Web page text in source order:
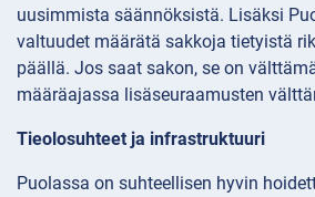
uusimmista säännöksistä. Lisäksi
valtuudet määrätä sakkoja tietyistä
päällä. Jos saat sakon, se on
määräajassa lisäseuraamusten
Tieolosuhteet ja infrastruktuuri
Puolassa on suhteellisen hyvin